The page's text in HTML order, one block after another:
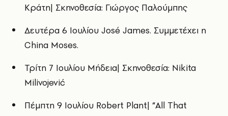
Κράτη| Σκηνοθεσία: Γιώργος Παλούμπης
Δευτέρα 6 Ιουλίου José James. Συμμετέχει η
China Moses.
Τρίτη 7 Ιουλίου Μήδεια| Σκηνοθεσία: Nikita
Milivojević
Πέμπτη 9 Ιουλίου Robert Plant| “All That